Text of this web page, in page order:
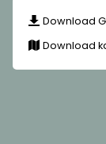
Download
Download